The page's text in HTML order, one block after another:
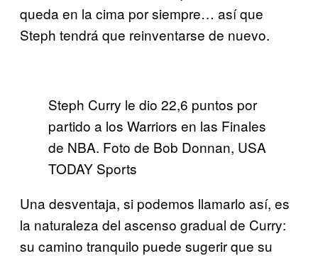
queda en la cima por siempre… así que
Steph tendrá que reinventarse de nuevo.
Steph Curry le dio 22,6 puntos por
partido a los Warriors en las Finales
de NBA. Foto de Bob Donnan, USA
TODAY Sports
Una desventaja, si podemos llamarlo así, es
la naturaleza del ascenso gradual de Curry:
su camino tranquilo puede sugerir que su